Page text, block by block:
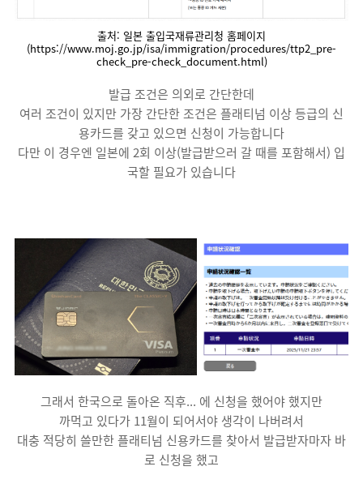
출처: 일본 출입국재류관리청 홈페이지
(https://www.moj.go.jp/isa/immigration/procedures/ttp2_pre-
check_pre-check_document.html)
발급 조건은 의외로 간단한데
여러 조건이 있지만 가장 간단한 조건은 플래티넘 이상 등급의 신
용카드를 갖고 있으면 신청이 가능합니다
다만 이 경우엔 일본에 2회 이상(발급받으러 갈 때를 포함해서) 입
국할 필요가 있습니다
그래서 한국으로 돌아온 직후... 에 신청을 했어야 했지만
까먹고 있다가 11월이 되어서야 생각이 나버려서
대충 적당히 쓸만한 플래티넘 신용카드를 찾아서 발급받자마자 바
로 신청을 했고